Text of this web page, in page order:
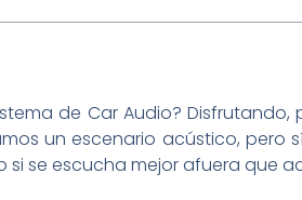
de Car Audio?
un escenario acústico, pero
se escucha mejor afuera que